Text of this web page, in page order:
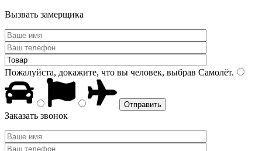
Вызвать замерщика
Пожалуйста, докажите, что вы человек, выбрав Самолёт.
Заказать звонок